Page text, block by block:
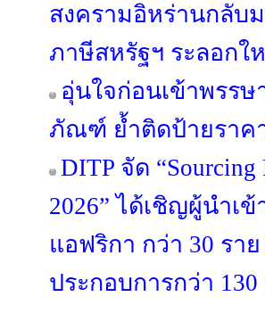
สงครามอิหร่านกลับ
ภาษีสหรัฐฯ ระลอกใ
อุ่นใจก่อนเข้าพรร
ภัณฑ์ ย้ำติดป้ายราค
DITP จัด “Sourcing
2026” ได้เชิญผู้นำเ
แอฟริกา กว่า 30 รา
ประกอบการกว่า